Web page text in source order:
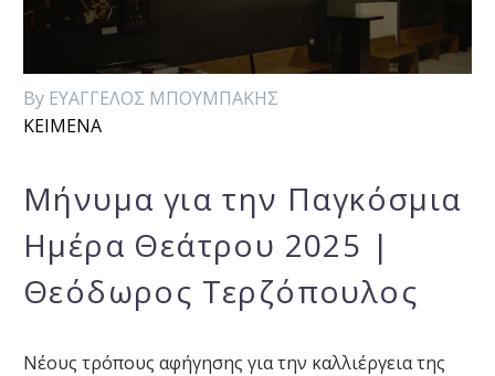
By ΕΥΑΓΓΕΛΟΣ ΜΠΟΥΜΠΑΚΗΣ
ΚΕΙΜΕΝΑ
Μήνυμα για την Παγκόσμια
Ημέρα Θεάτρου 2025 |
Θεόδωρος Τερζόπουλος
Nέους τρόπους αφήγησης για την καλλιέργεια της